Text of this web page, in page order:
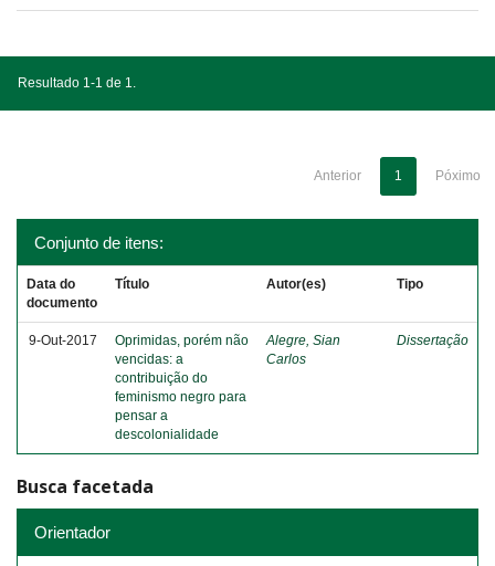
Resultado 1-1 de 1.
Anterior 1 Póximo
Conjunto de itens:
Data do
documento
Título Autor(es) Tipo
9-Out-2017
Oprimidas, porém não
vencidas: a
contribuição do
feminismo negro para
pensar a
descolonialidade
Alegre, Sian
Carlos
Dissertação
Busca facetada
Orientador